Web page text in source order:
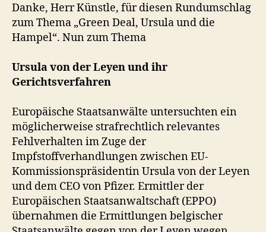
Danke, Herr Künstle, für diesen Rundumschlag
zum Thema „Green Deal, Ursula und die
Hampel“. Nun zum Thema
Ursula von der Leyen und ihr
Gerichtsverfahren
Europäische Staatsanwälte untersuchten ein
möglicherweise strafrechtlich relevantes
Fehlverhalten im Zuge der
Impfstoffverhandlungen zwischen EU-
Kommissionspräsidentin Ursula von der Leyen
und dem CEO von Pfizer. Ermittler der
Europäischen Staatsanwaltschaft (EPPO)
übernahmen die Ermittlungen belgischer